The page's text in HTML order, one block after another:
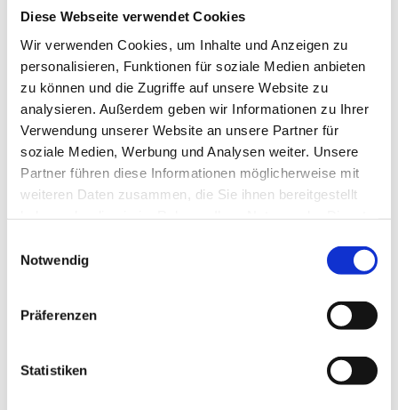
Diese Webseite verwendet Cookies
Wir verwenden Cookies, um Inhalte und Anzeigen zu
personalisieren, Funktionen für soziale Medien anbieten
zu können und die Zugriffe auf unsere Website zu
analysieren. Außerdem geben wir Informationen zu Ihrer
Verwendung unserer Website an unsere Partner für
soziale Medien, Werbung und Analysen weiter. Unsere
Partner führen diese Informationen möglicherweise mit
weiteren Daten zusammen, die Sie ihnen bereitgestellt
Notwendig
Präferenzen
Statistiken
Was zeichnet uns aus?
Seit über 65 Jahren sind wir Ihr kompetenter
Ansprechpartner bei allen Fragen rund um die Themen
Bad, Heizung, Sanitär- und Gerüstbauarbeiten.
Ob individuelle Badgestaltung oder energieeffiziente
Heizungsanlage – wir bieten Ihnen Beratung, Planung
und Ausführung aus einer Hand. Hinzu kommen
Kundendienst.
Kundenzufriedenheit ist für uns als Innungsbetrieb sehr
wichtig. Daher setzen wir auf eine termingerechte und
handwerklich hochwertige Ausführung Ihrer Aufträge.